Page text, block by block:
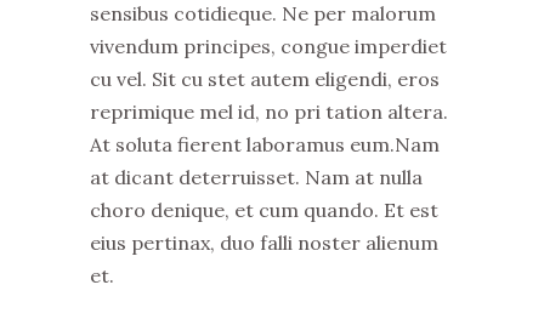
sensibus cotidieque. Ne per malorum
vivendum principes, congue imperdiet
cu vel. Sit cu stet autem eligendi, eros
reprimique mel id, no pri tation altera.
At soluta fierent laboramus eum.Nam
at dicant deterruisset. Nam at nulla
choro denique, et cum quando. Et est
eius pertinax, duo falli noster alienum
et.